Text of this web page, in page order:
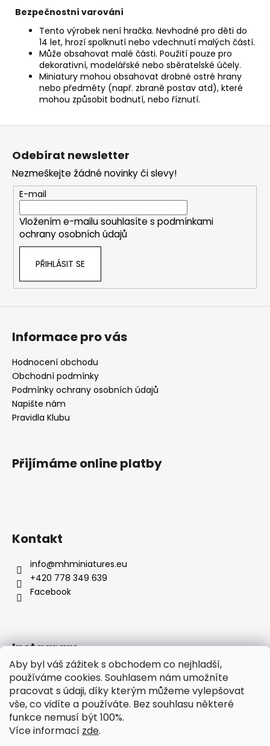
Aby byl váš zážitek s obchodem co nejhladší,
používáme cookies. Souhlasem nám umožníte
pracovat s údaji, díky kterým můžeme vylepšovat
vše, co vidíte a používáte. Bez souhlasu některé
funkce nemusí být 100%.
Více informací zde.
Bezpečnostní varování
Tento výrobek není hračka. Nevhodné pro děti do
14 let, hrozí spolknutí nebo vdechnutí malých částí.
Může obsahovat malé části. Použití pouze pro
dekorativní, modelářské nebo sběratelské účely.
Miniatury mohou obsahovat drobné ostré hrany
nebo předměty (např. zbraně postav atd), které
mohou způsobit bodnutí, nebo říznutí.
Z
Odebírat newsletter
Nezmeškejte žádné novinky či slevy!
E-mail
Vložením e-mailu souhlasíte s podmínkami
ochrany osobních údajů
PŘIHLÁSIT SE
Informace pro vás
Hodnocení obchodu
Obchodní podmínky
Podmínky ochrany osobních údajů
Napište nám
Pravidla Klubu
Přijímáme online platby
Kontakt
info@mhminiatures.eu
+420 778 349 639
Facebook
Instagram
Komunita O Nás Klubovna Soutěže
Hodnocení zákazníků